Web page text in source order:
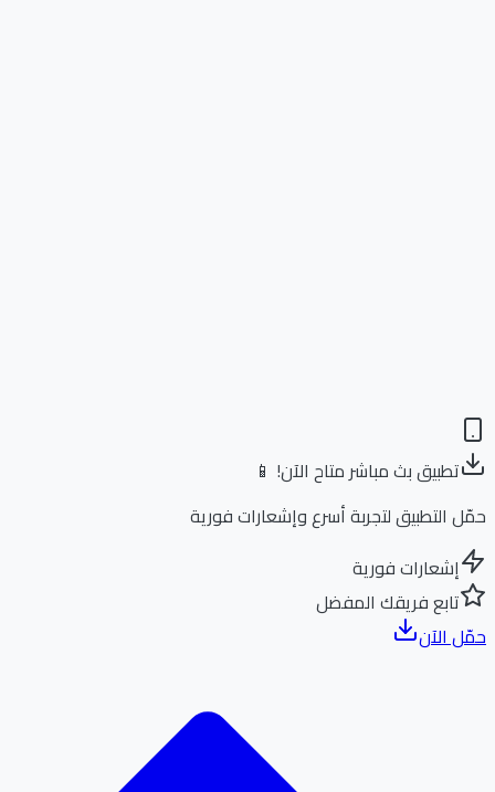
تطبيق بث مباشر متاح الآن! 📱
التطبيق لتجربة أسرع وإشعارات فورية
إشعارات فورية
تابع فريقك المفضل
الآن